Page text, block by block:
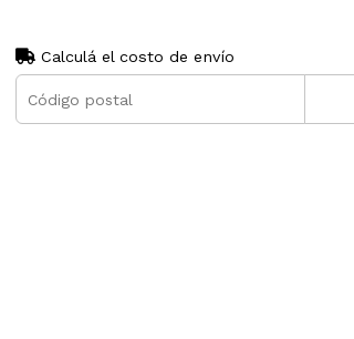
Calculá el costo de envío